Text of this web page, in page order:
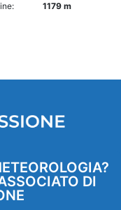
1179 m
DI